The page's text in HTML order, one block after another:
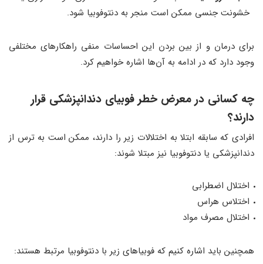
خشونت جنسی ممکن است منجر به دنتوفوبیا شود.
برای درمان و از بین بردن این احساسات منفی راهکارهای مختلفی
وجود دارد که در ادامه به آن‌ها اشاره خواهیم کرد.
چه کسانی در معرض خطر فوبیای دندانپزشکی قرار
دارند؟
افرادی که سابقه ابتلا به اختلالات زیر را دارند، ممکن است به ترس از
دندانپزشکی یا دنتوفوبیا نیز مبتلا شوند:
اختلال اضطرابی
اختلاس هراس
اختلال مصرف مواد
همچنین باید اشاره کنیم که فوبیاهای زیر با دنتوفوبیا مرتبط هستند: